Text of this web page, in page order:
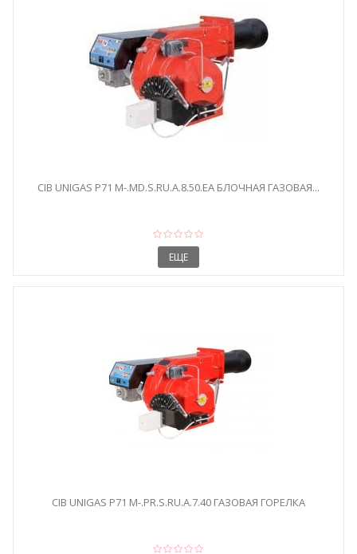
CIB UNIGAS P71 M-.MD.S.RU.A.8.50.EA БЛОЧНАЯ ГАЗОВАЯ...
ЕЩЕ
CIB UNIGAS P71 M-.PR.S.RU.A.7.40 ГАЗОВАЯ ГОРЕЛКА